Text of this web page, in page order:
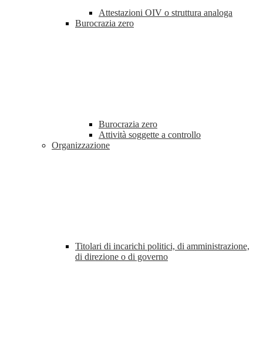
Attestazioni OIV o struttura analoga
Burocrazia zero
Burocrazia zero
Attività soggette a controllo
Organizzazione
Titolari di incarichi politici, di amministrazione,
di direzione o di governo